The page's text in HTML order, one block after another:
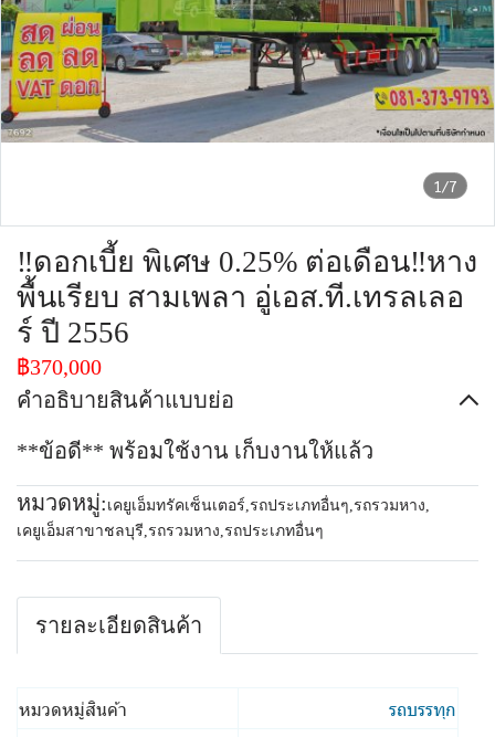
1/7
‼️ดอกเบี้ย พิเศษ 0.25% ต่อเดือน‼️หาง
พื้นเรียบ สามเพลา อู่เอส.ที.เทรลเลอ
ร์ ปี 2556
฿370,000
คำอธิบายสินค้าแบบย่อ
**ข้อดี** พร้อมใช้งาน เก็บงานให้แล้ว
หมวดหมู่: เคยูเอ็มทรัคเซ็นเตอร์,รถประเภทอื่นๆ,รถรวมหาง,
เคยูเอ็มสาขาชลบุรี,รถรวมหาง,รถประเภทอื่นๆ
รายละเอียดสินค้า
หมวดหมู่สินค้า
รถบรรทุก